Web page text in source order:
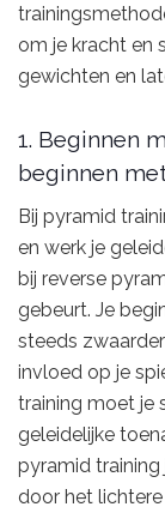
om je kracht en
gewichten en
1. Beginnen
beginnen
Bij pyramid
en werk je
bij reverse
gebeurt. Je
steeds
invloed op je
training moet je
geleidelijke
pyramid training
door het